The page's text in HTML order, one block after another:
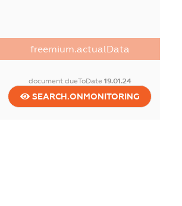
freemium.actualData
document.dueToDate 19.01.24
SEARCH.ONMONITORING